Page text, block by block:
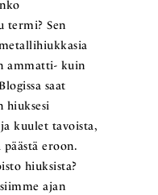
termi? Sen
ammatti- kuin
saat
hiuksesi
kuulet tavoista,
eroon.
hiuksista?
ajan